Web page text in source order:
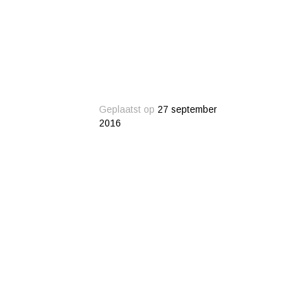
Geplaatst op 27 september
2016